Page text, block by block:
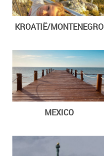
KROATIË/MONTENEGRO
MEXICO